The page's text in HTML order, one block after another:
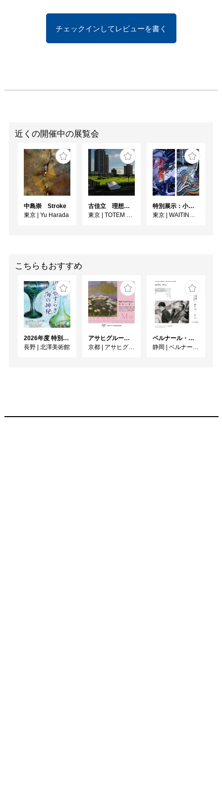
チェックインしてレビューを書く
近くの開催中の展覧会
中島崇 Stroke
東京 | Yu Harada
古佳⽴ 理想と荒野のあいだ
東京 | TOTEM POLE PHOTO GALLERY
特別展示：小林健太『PARALLAX//TOKYO』
東京 | WAITINGROOM
こちらもおすすめ
2026年度 特別展「ガレとドーム、アール･ヌーヴォーのガラス 水辺のやすらぎ、海の神秘」
長野 | 北澤美術館
アサヒグループ大山崎山荘美術館 開館30周年記念展「没後100年 クロード・モネ」
京都 | アサヒグループ大山崎山荘美術館
ベルナール・ビュフェと写真 ーカメラがとらえたビュフェとその時代、そして21 世紀へ
静岡 | ベルナール・ビュフェ美術館